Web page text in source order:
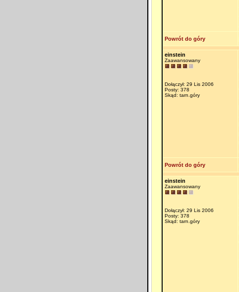
Powrót do góry
einstein
Zaawansowany
Dołączył: 29 Lis 2006
Posty: 378
Skąd: tarn.góry
Powrót do góry
einstein
Zaawansowany
Dołączył: 29 Lis 2006
Posty: 378
Skąd: tarn.góry